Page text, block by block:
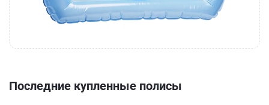
Последние купленные полисы